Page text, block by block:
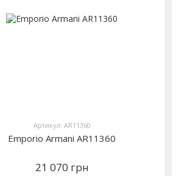
Артикул: AR11360
Emporio Armani AR11360
21 070 грн